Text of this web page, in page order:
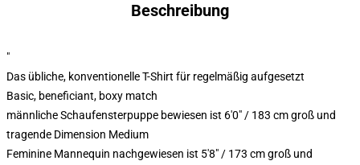
Beschreibung
"
Das übliche, konventionelle T-Shirt für regelmäßig aufgesetzt
Basic, beneficiant, boxy match
männliche Schaufensterpuppe bewiesen ist 6'0" / 183 cm groß und
tragende Dimension Medium
Feminine Mannequin nachgewiesen ist 5'8" / 173 cm groß und